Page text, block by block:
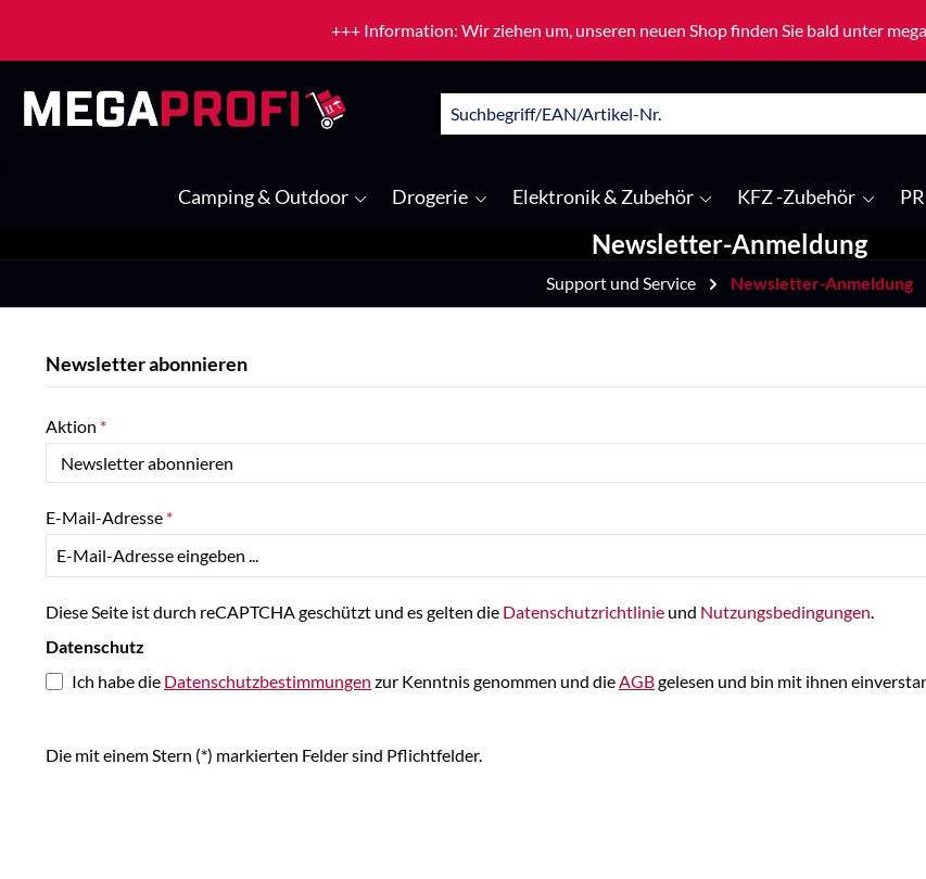
+++ Information: Wir ziehen um, unseren neuen Shop finden Sie bald unter
Camping & Outdoor Drogerie Elektronik & Zubehör KFZ -Zubehör
Newsletter-Anmeldung
Support und Service Newsletter-Anmeldung
Newsletter abonnieren
Aktion *
E-Mail-Adresse *
Diese Seite ist durch reCAPTCHA geschützt und es gelten die Datenschutzrichtlinie und Nutzungsbedingungen.
Datenschutz
Ich habe die Datenschutzbestimmungen zur Kenntnis genommen und dieAGBgelesen und bin mit ihnen
Die mit einem Stern (*) markierten Felder sind Pflichtfelder.